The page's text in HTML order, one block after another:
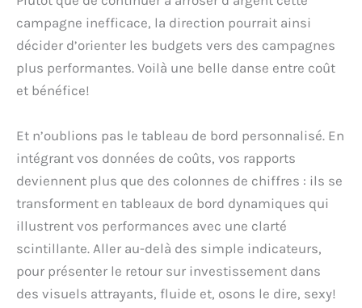
campagne inefficace, la direction pourrait ainsi
décider d’orienter les budgets vers des campagnes
plus performantes. Voilà une belle danse entre coût
et bénéfice!
Et n’oublions pas le tableau de bord personnalisé. En
intégrant vos données de coûts, vos rapports
deviennent plus que des colonnes de chiffres : ils se
transforment en tableaux de bord dynamiques qui
illustrent vos performances avec une clarté
scintillante. Aller au-delà des simple indicateurs,
pour présenter le retour sur investissement dans
des visuels attrayants, fluide et, osons le dire, sexy!